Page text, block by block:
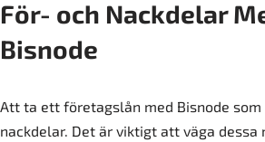
För- och Nackdelar
Bisnode
Att ta ett företagslån med Bisnode
nackdelar. Det är viktigt att väga